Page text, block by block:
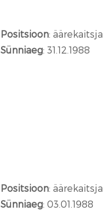
Positsioon: äärekaitsja
Sünniaeg: 31.12.1988
Positsioon: äärekaitsja
Sünniaeg: 03.01.1988